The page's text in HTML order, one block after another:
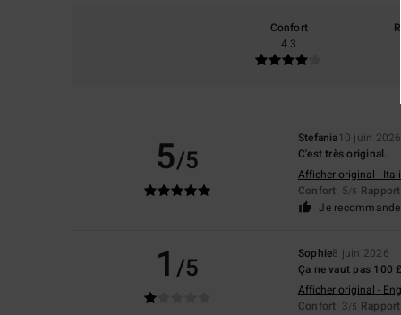
Confort
4.3
5/5
Stefania10 juin 2026
C'est très original.
Afficher original -
Confort: 5/5
Je
1 /5 Sophie8 juin 2026
Ça ne vaut pas 100
Afficher original -
Confort: 3/5